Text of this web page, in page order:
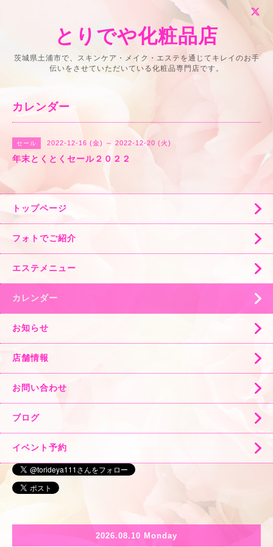
とりでや化粧品店
茨城県土浦市で、スキンケア・メイク・エステを通じてキレイのお手
伝いをさせていただいている化粧品専門店です。
カレンダー
セール 2022-12-16 (金) ～ 2022-12-20 (火)
年末とくとくセール２０２２
トップページ
フォトでご紹介
エステメニュー
カレンダー
お知らせ
店舗情報
お問い合わせ
ブログ
イベント予約
2026.08.10 Monday